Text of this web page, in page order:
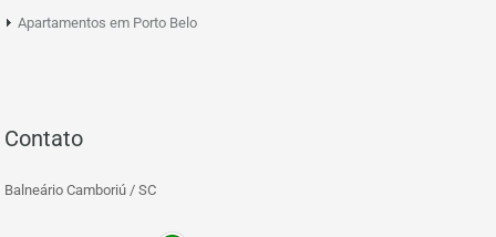
Apartamentos em Porto Belo
Contato
Balneário Camboriú / SC